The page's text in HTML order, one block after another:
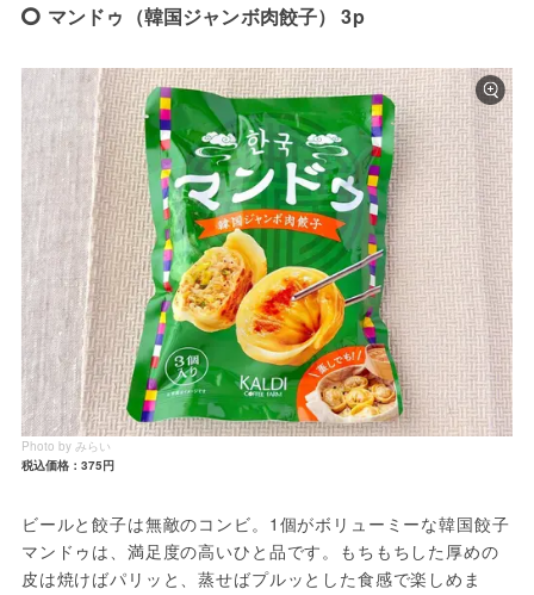
マンドゥ（韓国ジャンボ肉餃子） 3p
Photo by みらい
税込価格：375円
ビールと餃子は無敵のコンビ。1個がボリューミーな韓国餃子
マンドゥは、満足度の高いひと品です。もちもちした厚めの
皮は焼けばパリッと、蒸せばプルッとした食感で楽しめま